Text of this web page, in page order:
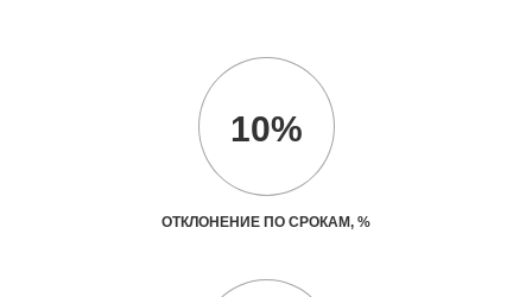
10%
ОТКЛОНЕНИЕ ПО СРОКАМ, %